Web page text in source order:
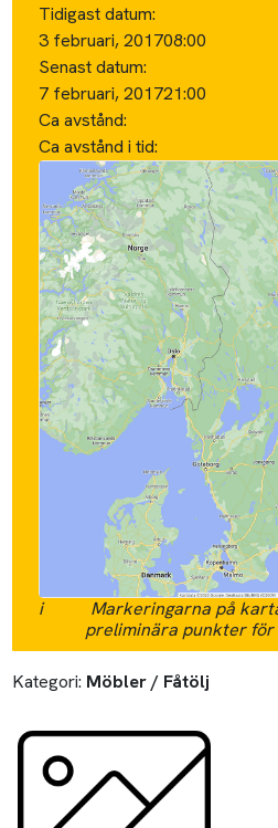
Tidigast datum:
3 februari, 201708:00
Senast datum:
7 februari, 201721:00
Ca avstånd:
Ca avstånd i tid:
i
Markeringarna på
preliminära punkter för
Kategori: Möbler / Fåtölj